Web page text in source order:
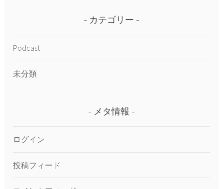
カテゴリー
Podcast
未分類
メタ情報
ログイン
投稿フィード